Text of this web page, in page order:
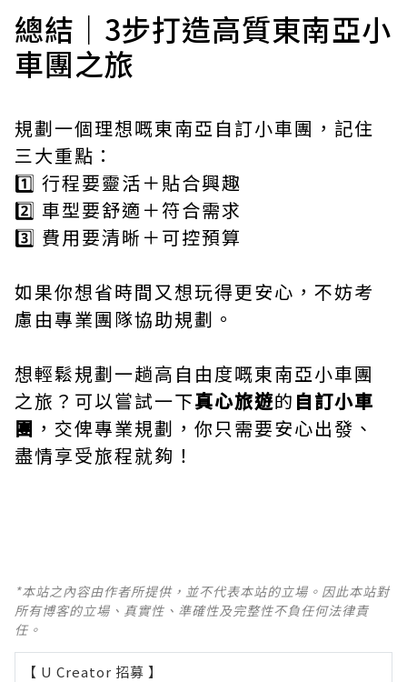
總結｜3步打造高質東南亞小
車團之旅
規劃一個理想嘅東南亞自訂小車團，記住
三大重點：
1️⃣ 行程要靈活＋貼合興趣
2️⃣ 車型要舒適＋符合需求
3️⃣ 費用要清晰＋可控預算
如果你想省時間又想玩得更安心，不妨考
慮由專業團隊協助規劃。
想輕鬆規劃一趟高自由度嘅東南亞小車團
之旅？可以嘗試一下真心旅遊的 自訂小車
團 ，交俾專業規劃，你只需要安心出發、
盡情享受旅程就夠！
*本站之內容由作者所提供，並不代表本站的立場。因此本站對
所有博客的立場、真實性、準確性及完整性不負任何法律責
任。
【 U Creator 招募 】